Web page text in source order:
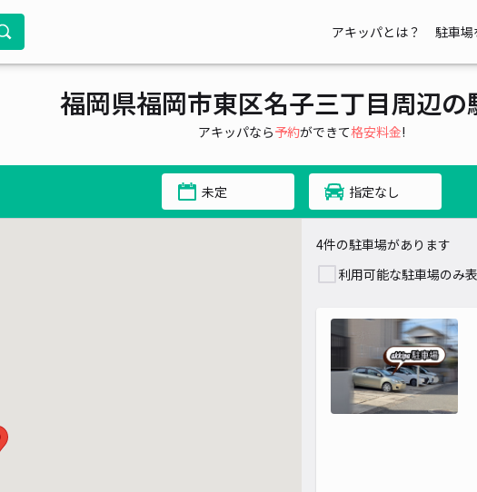
アキッパとは？ 駐車場
福岡県福岡市東区名子三丁目周辺の
アキッパなら予約ができて格安料金!
未定 指定なし
4件の駐車場があります
利用可能な駐車場のみ